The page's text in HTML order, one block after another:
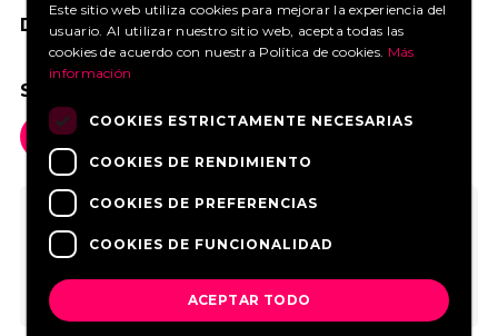
DANOS UN ME GUSTA EN FACEBOOK
SOCIAL MEDIA
Este sitio web utiliza cookies para mejorar la experiencia del
usuario. Al utilizar nuestro sitio web, acepta todas las
cookies de acuerdo con nuestra Política de cookies. Más
información
COOKIES ESTRICTAMENTE NECESARIAS
COOKIES DE RENDIMIENTO
COOKIES DE PREFERENCIAS
COOKIES DE FUNCIONALIDAD
ACEPTAR TODO